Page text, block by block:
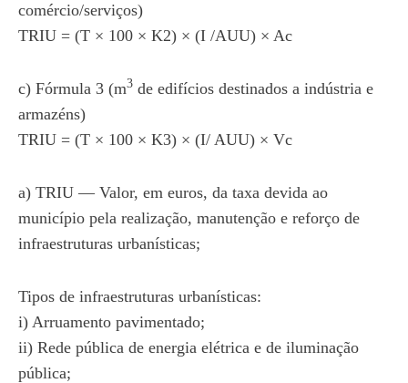
comércio/serviços)
TRIU = (T × 100 × K2) × (I /AUU) × Ac
c) Fórmula 3 (m3 de edifícios destinados a indústria e
armazéns)
TRIU = (T × 100 × K3) × (I/ AUU) × Vc
a) TRIU — Valor, em euros, da taxa devida ao
município pela realização, manutenção e reforço de
infraestruturas urbanísticas;
Tipos de infraestruturas urbanísticas:
i) Arruamento pavimentado;
ii) Rede pública de energia elétrica e de iluminação
pública;